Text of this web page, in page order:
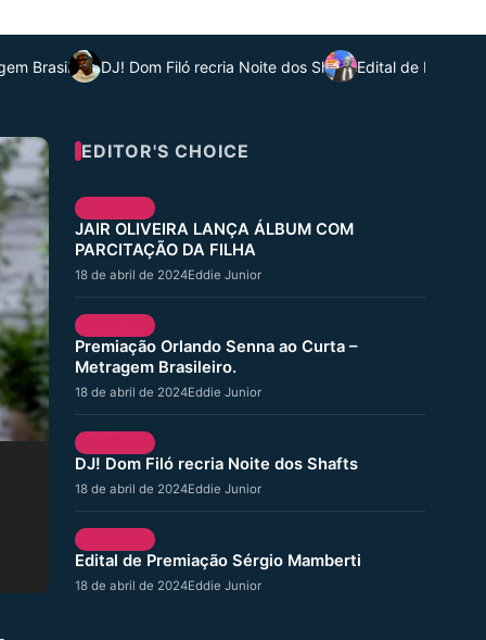
Brasileiro.DJ! Dom Filó recria Noite dos ShaftsEdital de
EDITOR'S CHOICE
JAIR OLIVEIRA LANÇA ÁLBUM COM
PARCITAÇÃO DA FILHA
18 de abril de 2024Eddie Junior
Premiação Orlando Senna ao Curta –
Metragem Brasileiro.
18 de abril de 2024Eddie Junior
DJ! Dom Filó recria Noite dos Shafts
18 de abril de 2024Eddie Junior
Edital de Premiação Sérgio Mamberti
18 de abril de 2024Eddie Junior